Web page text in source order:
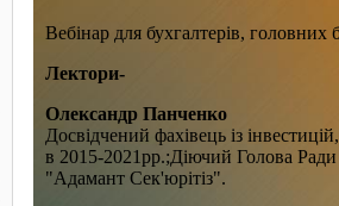
Вебінар для бухгалтерів, головних
Лектори-
Олександр Панченко
Досвідчений фахівець із
в 2015-2021рр.;Діючий Голова
"Адамант Сек'юрітіз".